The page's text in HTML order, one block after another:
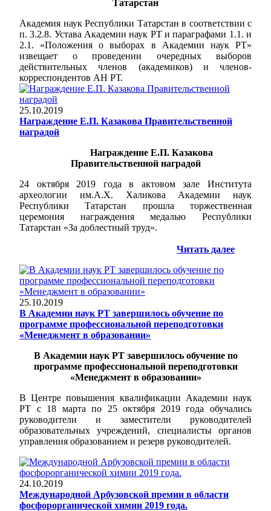
Татарстан
Академия наук Республики Татарстан в соответствии с
п. 3.2.8. Устава Академии наук РТ и параграфами 1.1. и
2.1. «Положения о выборах в Академии наук РТ»
извещает о проведении очередных выборов
действительных членов (академиков) и членов-
корреспондентов АН РТ.
25.10.2019
Награждение Е.П. Казакова Правительственной
наградой
Награждение Е.П. Казакова
Правительственной наградой
24 октября 2019 года в актовом зале Института
археологии им.А.Х. Халикова Академии наук
Республики Татарстан прошла торжественная
церемония награждения медалью Республики
Татарстан «За доблестный труд».
Читать далее
25.10.2019
В Академии наук РТ завершилось обучение по
программе профессиональной переподготовки
«Менеджмент в образовании»
В Академии наук РТ завершилось обучение по
программе профессиональной переподготовки
«Менеджмент в образовании»
В Центре повышения квалификации Академии наук
РТ с 18 марта по 25 октября 2019 года обучались
руководители и заместители руководителей
образовательных учреждений, специалисты органов
управления образованием и резерв руководителей.
24.10.2019
Международной Арбузовской премии в области
фосфорорганической химии 2019 года.